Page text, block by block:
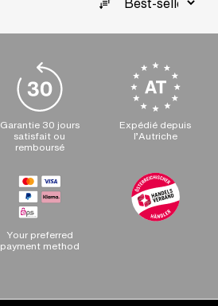
Garantie 30 jours
satisfait ou
remboursé
Expédié depuis
l’Autriche
Your preferred
payment method